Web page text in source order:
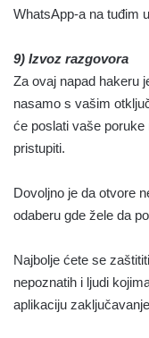
WhatsApp-a na tuđim
9) Izvoz razgovora
Za ovaj napad hakeru
nasamo s vašim
će poslati vaše
pristupiti.
Dovoljno je da otvore
odaberu gde žele da
Najbolje ćete se
nepoznatih i ljudi
aplikaciju